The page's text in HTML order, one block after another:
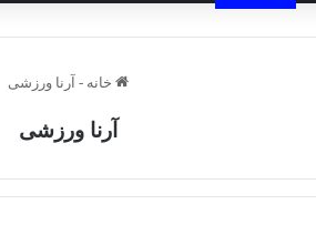
خانه - آرنا ورزشی
آرنا ورزشی